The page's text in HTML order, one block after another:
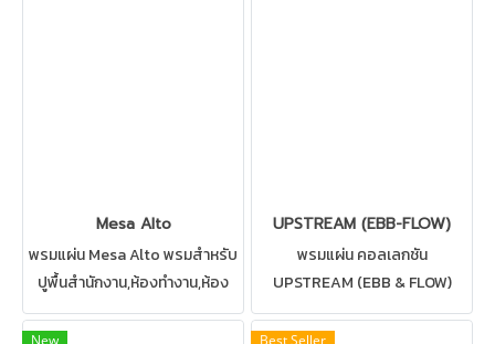
Mesa Alto
พรมแผ่น Mesa Alto พรมสำหรับ
ปูพื้นสำนักงาน,ห้องทำงาน,ห้อง
ประชุม มีให้เลืออกหลากหลาย
แบบ พรมโทนสีเข้ม มีสไตล์
UPSTREAM (EBB-FLOW)
พรมแผ่น คอลเลกชัน
UPSTREAM (EBB & FLOW)
ขนาด 25 x 100 cm. พรมแผ่นที่มา
ครบสองดีไซน์ปูผสมผสานกันได้
New Best Seller